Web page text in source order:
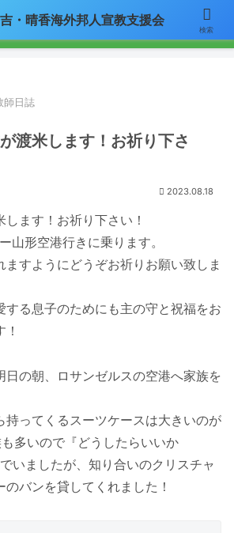
ーのメールによる配信をご希望の方はここをク
せ」フォームからアドレスをご連絡下さい。
師日誌
渡米します！お祈り下さ
2023.08.18
ます！お祈り下さい！
形空港行きに乗ります。
ますようにどうぞお祈りお願い致しま
する息子のためにも主の守と祝福をお
日の朝、ロサンゼルスの空港へ家族を
持ってくるスーツケースは大きいのが
多いので『どうしたらいいか
いましたが、知り合いのクリスチャ
バンを貸してくれました！
検索